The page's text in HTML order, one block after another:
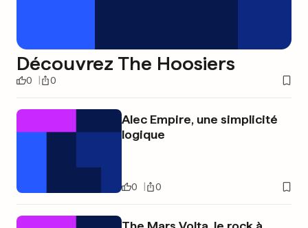
Découvrez The Hoosiers
0 0
Alec Empire, une simplicité
logique
0 0